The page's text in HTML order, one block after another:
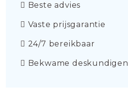
Beste advies
Vaste prijsgarantie
24/7 bereikbaar
Bekwame deskundigen